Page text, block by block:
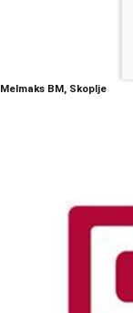
Melmaks BM, Skoplje